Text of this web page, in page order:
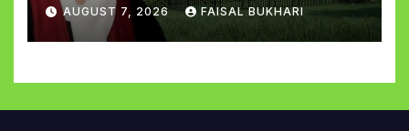
AUGUST 7, 2026 FAISAL BUKHARI